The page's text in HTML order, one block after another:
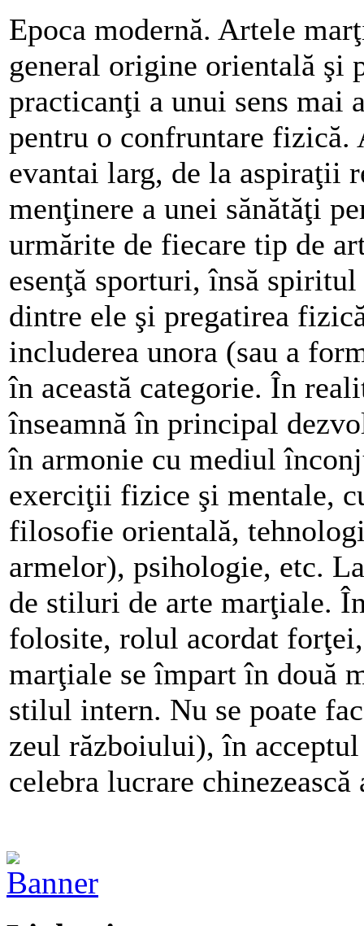
Epoca modernă. Artele
general origine orientală şi
practicanţi a unui sens mai
pentru o confruntare fizică.
evantai larg, de la aspiraţii
menţinere a unei sănătăţi
urmărite de fiecare tip de
esenţă sporturi, însă
dintre ele şi pregatirea
includerea unora (sau a
în această categorie. În
înseamnă în principal
în armonie cu mediul
exerciţii fizice şi mentale,
filosofie orientală,
armelor), psihologie, etc.
de stiluri de arte marţiale.
folosite, rolul acordat
marţiale se împart în două
stilul intern. Nu se poate
zeul războiului), în
celebra lucrare